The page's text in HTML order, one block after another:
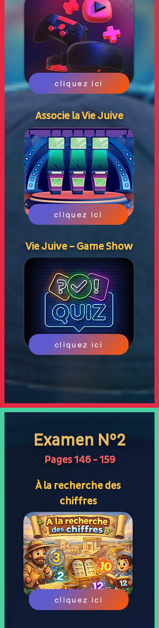
cliquez ici
Associe la Vie Juive
cliquez ici
Vie Juive – Game Show
cliquez ici
Examen N°2
Pages 146 - 159
À la recherche des
chiffres
cliquez ici